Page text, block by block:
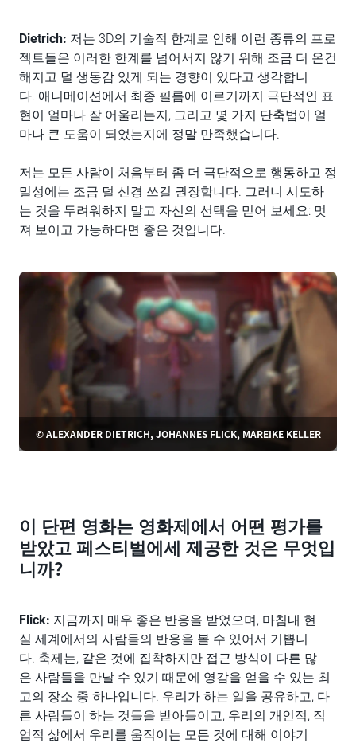
Dietrich: 저는 3D의 기술적 한계로 인해 이런 종류의 프로
젝트들은 이러한 한계를 넘어서지 않기 위해 조금 더 온건
해지고 덜 생동감 있게 되는 경향이 있다고 생각합니
다. 애니메이션에서 최종 필름에 이르기까지 극단적인 표
현이 얼마나 잘 어울리는지, 그리고 몇 가지 단축법이 얼
마나 큰 도움이 되었는지에 정말 만족했습니다.
저는 모든 사람이 처음부터 좀 더 극단적으로 행동하고 정
밀성에는 조금 덜 신경 쓰길 권장합니다. 그러니 시도하
는 것을 두려워하지 말고 자신의 선택을 믿어 보세요: 멋
져 보이고 가능하다면 좋은 것입니다.
© ALEXANDER DIETRICH, JOHANNES FLICK, MAREIKE KELLER
이 단편 영화는 영화제에서 어떤 평가를
받았고 페스티벌에세 제공한 것은 무엇입
니까?
Flick: 지금까지 매우 좋은 반응을 받었으며, 마침내 현
실 세계에서의 사람들의 반응을 볼 수 있어서 기쁩니
다. 축제는, 같은 것에 집착하지만 접근 방식이 다른 많
은 사람들을 만날 수 있기 때문에 영감을 얻을 수 있는 최
고의 장소 중 하나입니다. 우리가 하는 일을 공유하고, 다
른 사람들이 하는 것들을 받아들이고, 우리의 개인적, 직
업적 삶에서 우리를 움직이는 모든 것에 대해 이야기